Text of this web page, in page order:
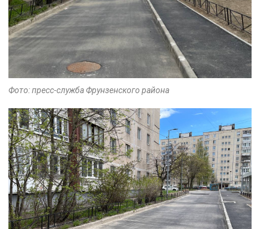
Фото: пресс-служба Фрунзенского района